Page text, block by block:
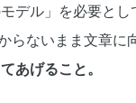
デル」を必要とし
ないまま文章に
あげること。